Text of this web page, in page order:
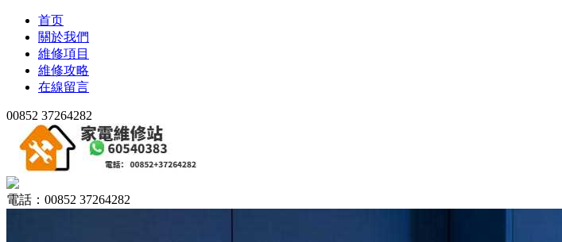
首页
關於我們
維修項目
維修攻略
在線留言
00852 37264282
電話：00852 37264282